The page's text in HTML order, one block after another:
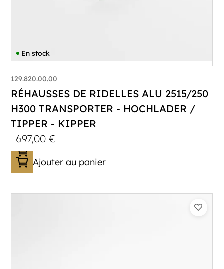
En stock
129.820.00.00
RÉHAUSSES DE RIDELLES ALU 2515/250
H300 TRANSPORTER - HOCHLADER /
TIPPER - KIPPER
697,00€
Ajouter au panier